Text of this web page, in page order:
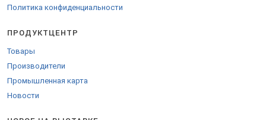
Политика конфиденциальности
ПРОДУКТЦЕНТР
Товары
Производители
Промышленная карта
Новости